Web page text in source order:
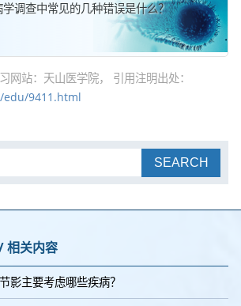
调查中常见的几种错误是什么？
网站：天山医学院， 引用注明出处：
9411.html
SEARCH
相关内容
影主要考虑哪些疾病？